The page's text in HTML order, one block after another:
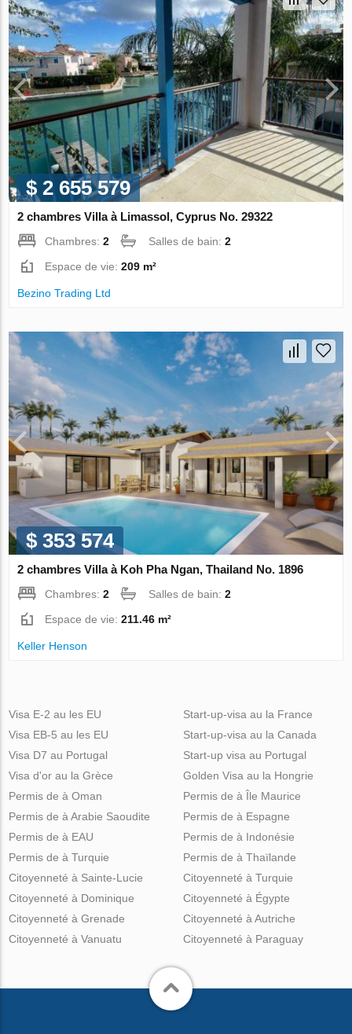
$ 2 655 579
2 chambres Villa à Limassol, Cyprus No. 29322
Chambres:2 Salles de bain:2
Espace de vie:209 m²
Bezino Trading Ltd
$ 353 574
2 chambres Villa à Koh Pha Ngan, Thailand No. 1896
Chambres:2 Salles de bain:2
Espace de vie:211.46 m²
Keller Henson
Visa E-2 au les EU
Visa EB-5 au les EU
Visa D7 au Portugal
Visa d'or au la Grèce
Start-up-visa au la France
Start-up-visa au la Canada
Start-up visa au Portugal
Golden Visa au la Hongrie
Permis de à Oman
Permis de à Arabie Saoudite
Permis de à EAU
Permis de à Turquie
Permis de à Île Maurice
Permis de à Espagne
Permis de à Indonésie
Permis de à Thaïlande
Citoyenneté à Sainte-Lucie
Citoyenneté à Dominique
Citoyenneté à Grenade
Citoyenneté à Vanuatu
Citoyenneté à Turquie
Citoyenneté à Égypte
Citoyenneté à Autriche
Citoyenneté à Paraguay